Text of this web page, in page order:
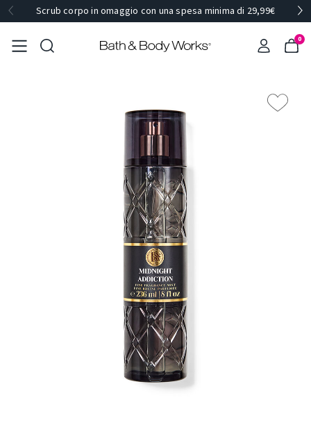
Scrub corpo in omaggio con una spesa minima di 29,99€
0